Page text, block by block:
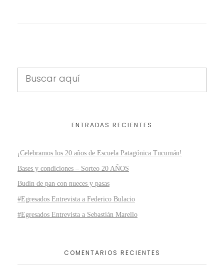
ENTRADAS RECIENTES
¡Celebramos los 20 años de Escuela Patagónica Tucumán!
Bases y condiciones – Sorteo 20 AÑOS
Budín de pan con nueces y pasas
#Egresados Entrevista a Federico Bulacio
#Egresados Entrevista a Sebastián Marello
COMENTARIOS RECIENTES